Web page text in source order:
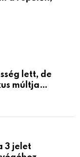
lett, de
múltja
3 jelet